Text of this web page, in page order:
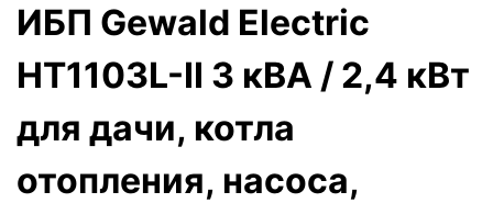
ИБП Gewald Electric
HT1103L-II 3 кВА / 2,4 кВт
для дачи, котла
отопления, насоса,